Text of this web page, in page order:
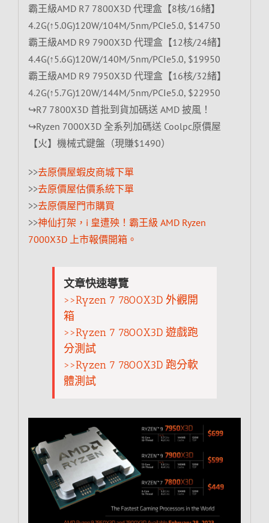
霸王級AMD R7 7800X3D 代理盒【8核/16緒】
4.2G(↑5.0G)120W/104M/5nm/PCIe5.0, $14750
霸王級AMD R9 7900X3D 代理盒【12核/24緒】
4.4G(↑5.6G)120W/140M/5nm/PCIe5.0, $19950
霸王級AMD R9 7950X3D 代理盒【16核/32緒】
4.2G(↑5.7G)120W/144M/5nm/PCIe5.0, $22950
↪R7 7800X3D 首批到貨加碼送 AMD 披風！
↪Ryzen 7000X3D 全系列加碼送 Coolpc原價屋
【火】機械式鍵盤（現賺$1490）
>>去原價屋蝦皮商城下單
>>去原價屋估價系統下單
>>去原價屋門市購買
>>神仙打架，i 皇遭殃！霸王級 AMD Ryzen
7000X3D 上市報價開箱。
文章快速導覽
>>Ryzen 7 7800X3D 外觀開
箱
>>Ryzen 7 7800X3D 遊戲跑
分測試
>>Ryzen 7 7800X3D 跑分軟
體測試